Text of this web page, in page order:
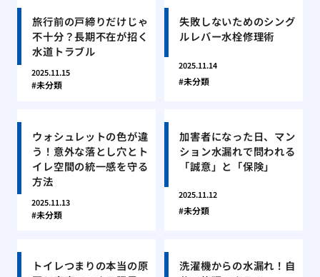
旅行前の戸締りだけじゃ
不十分？長期不在が招く
水道トラブル
2025.11.15
未分類
失敗しないためのシング
ルレバー水栓修理術
2025.11.14
未分類
ウォシュレットの色が違
う！意外な落とし穴とト
イレ空間の統一感を守る
方法
2025.11.13
未分類
加害者になった日、マン
ション水漏れで問われる
「誠意」と「保険」
2025.11.12
未分類
トイレつまりの本当の原
洗濯機からの水漏れ！自